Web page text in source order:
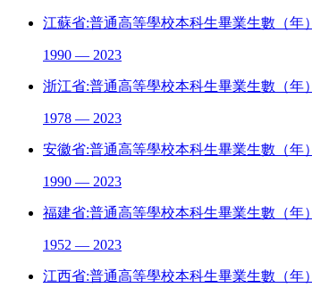
江蘇省:普通高等學校本科生畢業生數（年）
1990 — 2023
浙江省:普通高等學校本科生畢業生數（年）
1978 — 2023
安徽省:普通高等學校本科生畢業生數（年）
1990 — 2023
福建省:普通高等學校本科生畢業生數（年）
1952 — 2023
江西省:普通高等學校本科生畢業生數（年）